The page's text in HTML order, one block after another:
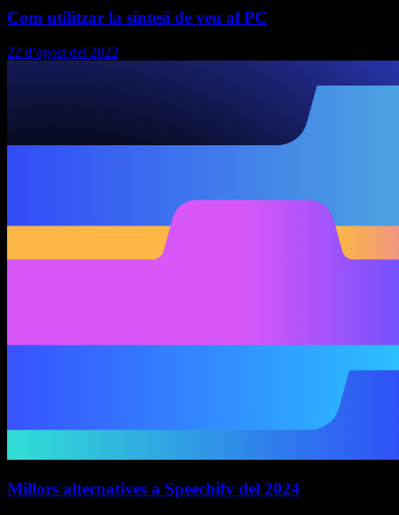
Com utilitzar la síntesi de veu al PC
22 d’agost del 2022
Millors alternatives a Speechify del 2024